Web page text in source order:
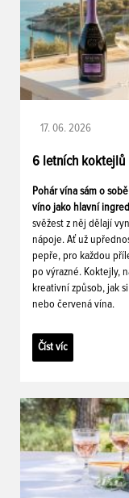
17. 06. 2026
6 letních koktejlů
Pohár vína sám o
víno jako hlavní
svěžest z něj dělají
nápoje. Ať už
pepře, pro každou
po výrazné. Koktejly,
kreativní způsob, jak
nebo červená vína.
Číst víc